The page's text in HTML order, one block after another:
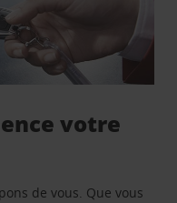
votre
de vous. Que vous